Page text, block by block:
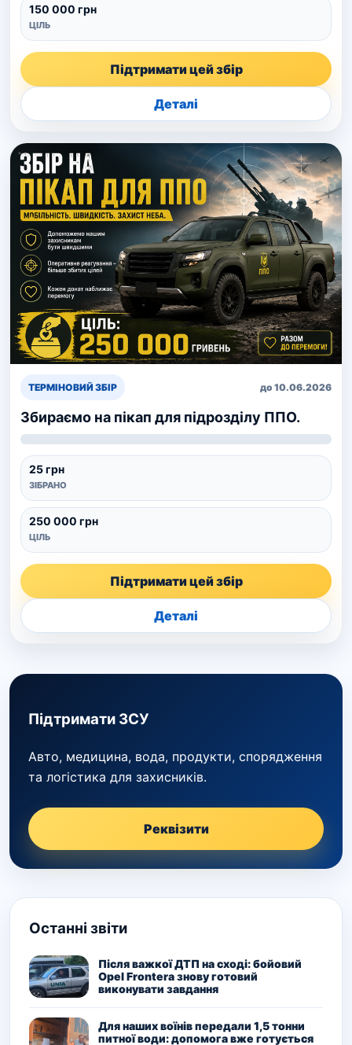
150 000 грн
ЦІЛЬ
Підтримати цей збір
Деталі
ТЕРМІНОВИЙ ЗБІР до 10.06.2026
Збираємо на пікап для підрозділу ППО.
25 грн
ЗІБРАНО
250 000 грн
ЦІЛЬ
Підтримати цей збір
Деталі
Підтримати ЗСУ
Авто, медицина, вода, продукти, спорядження
та логістика для захисників.
Реквізити
Останні звіти
Після важкої ДТП на сході: бойовий
Opel Frontera знову готовий
виконувати завдання
Для наших воїнів передали 1,5 тонни
питної води: допомога вже готується